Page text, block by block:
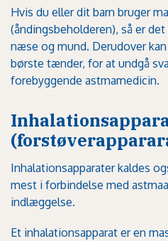
Hvis du eller dit barn bruger
(åndingsbeholderen), så er
næse og mund. Derudover
børste tænder, for at undgå
forebyggende astmamedicin.
Inhalationsapparater kaldes
mest i forbindelse med
indlæggelse.
Et inhalationsapparat er en